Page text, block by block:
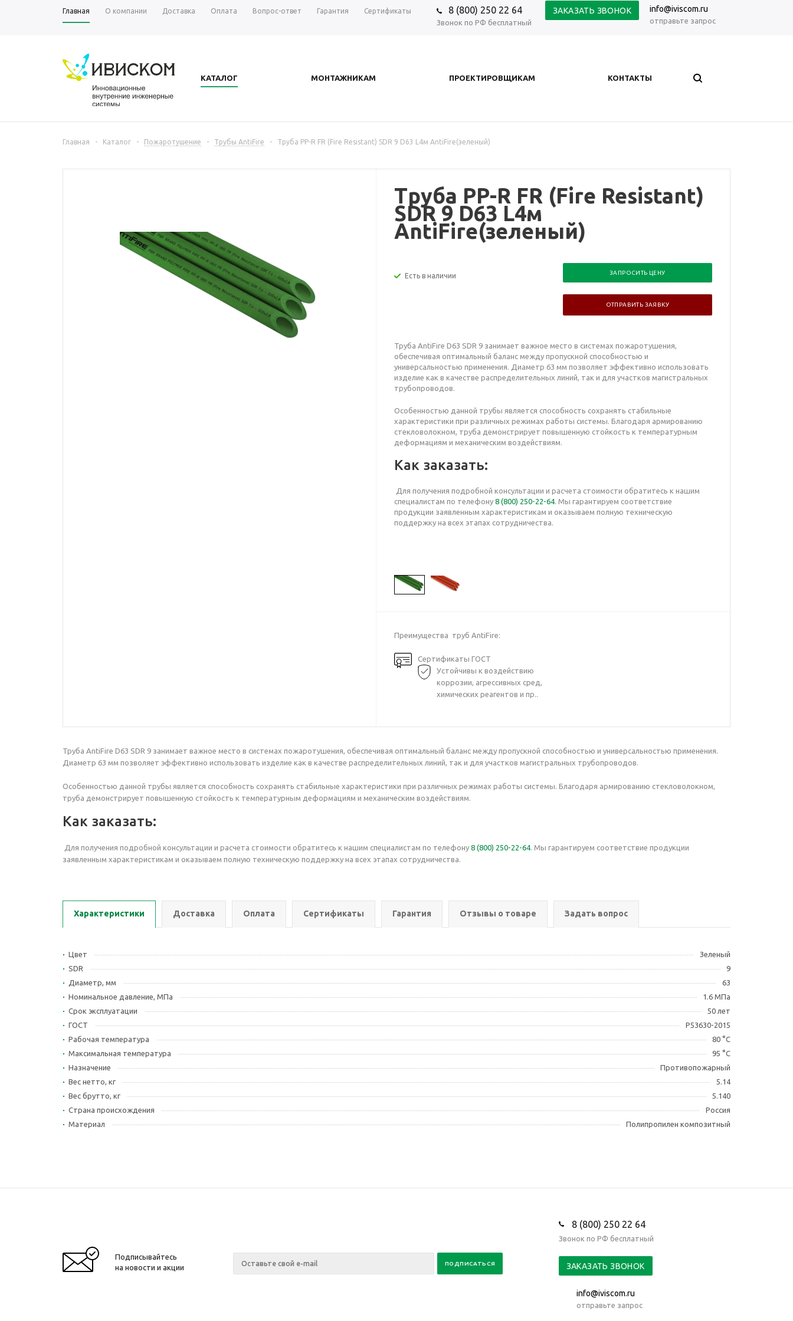
Главная О компании Доставка Оплата Вопрос-ответ Гарантия Сертификаты 8 (800) 250 22 64
Звонок по РФ бесплатный
ЗАКАЗАТЬ ЗВОНОК info@iviscom.ru
отправьте запрос
КАТАЛОГ МОНТАЖНИКАМ ПРОЕКТИРОВЩИКАМ КОНТАКТЫ
Главная - Каталог - Пожаротушение - Трубы AntiFire - Труба PP-R FR (Fire Resistant) SDR 9 D63 L4м AntiFire(зеленый)
Труба PP-R FR (Fire Resistant)
SDR 9 D63 L4м
AntiFire(зеленый)
Есть в наличии ЗАПРОСИТЬ ЦЕНУ
ОТПРАВИТЬ ЗАЯВКУ
Труба AntiFire D63 SDR 9 занимает важное место в системах пожаротушения,
обеспечивая оптимальный баланс между пропускной способностью и
универсальностью применения. Диаметр 63 мм позволяет эффективно использовать
изделие как в качестве распределительных линий, так и для участков магистральных
трубопроводов.
Особенностью данной трубы является способность сохранять стабильные
характеристики при различных режимах работы системы. Благодаря армированию
стекловолокном, труба демонстрирует повышенную стойкость к температурным
деформациям и механическим воздействиям.
Как заказать:
Для получения подробной консультации и расчета стоимости обратитесь к нашим
специалистам по телефону8 (800) 250-22-64. Мы гарантируем соответствие
продукции заявленным характеристикам и оказываем полную техническую
поддержку на всех этапах сотрудничества.
Преимущества труб AntiFire:
Сертификаты ГОСТ
Устойчивы к воздействию
коррозии, агрессивных сред,
химических реагентов и пр..
Труба AntiFire D63 SDR 9 занимает важное место в системах пожаротушения, обеспечивая оптимальный баланс между пропускной способностью и универсальностью применения.
Диаметр 63 мм позволяет эффективно использовать изделие как в качестве распределительных линий, так и для участков магистральных трубопроводов.
Особенностью данной трубы является способность сохранять стабильные характеристики при различных режимах работы системы. Благодаря армированию стекловолокном,
труба демонстрирует повышенную стойкость к температурным деформациям и механическим воздействиям.
Как заказать:
Для получения подробной консультации и расчета стоимости обратитесь к нашим специалистам по телефону 8 (800) 250-22-64. Мы гарантируем соответствие продукции
заявленным характеристикам и оказываем полную техническую поддержку на всех этапах сотрудничества.
Характеристики Доставка Оплата Сертификаты Гарантия Отзывы о товаре Задать вопрос
Цвет
Зеленый
SDR
9
Диаметр, мм
63
Номинальное давление, МПа
1.6 МПа
Срок эксплуатации
50 лет
ГОСТ
Р53630-2015
Рабочая температура
80 °С
Максимальная температура
95 °С
Назначение
Противопожарный
Вес нетто, кг
5.14
Вес брутто, кг
5.140
Страна происхождения
Россия
Материал
Полипропилен композитный
Подписывайтесь
на новости и акции
8 (800) 250 22 64
Звонок по РФ бесплатный
ЗАКАЗАТЬ ЗВОНОК
info@iviscom.ru
отправьте запрос